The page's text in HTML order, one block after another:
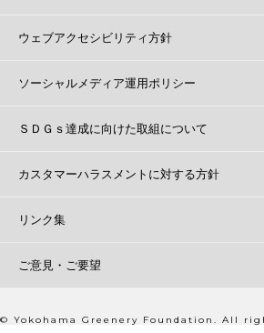
ウェブアクセシビリティ方針
ソーシャルメディア運用ポリシー
ＳＤＧｓ達成に向けた取組について
カスタマーハラスメントに対する方針
リンク集
ご意見・ご要望
© Yokohama Greenery Foundation. All